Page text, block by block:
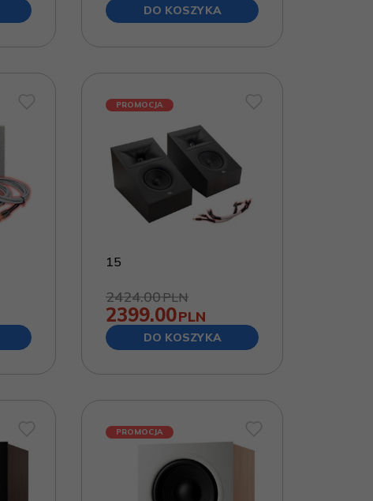
DO KOSZYKA
PROMOCJA
15
2424.00PLN
2399.00PLN
DO KOSZYKA
PROMOCJA